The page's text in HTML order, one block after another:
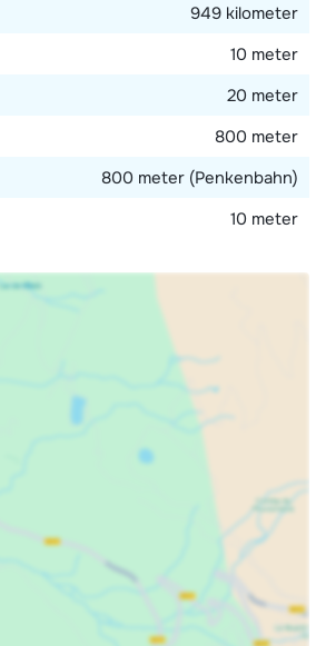
949 kilometer
10 meter
20 meter
800 meter
800 meter (Penkenbahn)
10 meter